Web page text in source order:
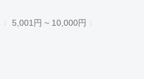
5,001円 ~ 10,000円